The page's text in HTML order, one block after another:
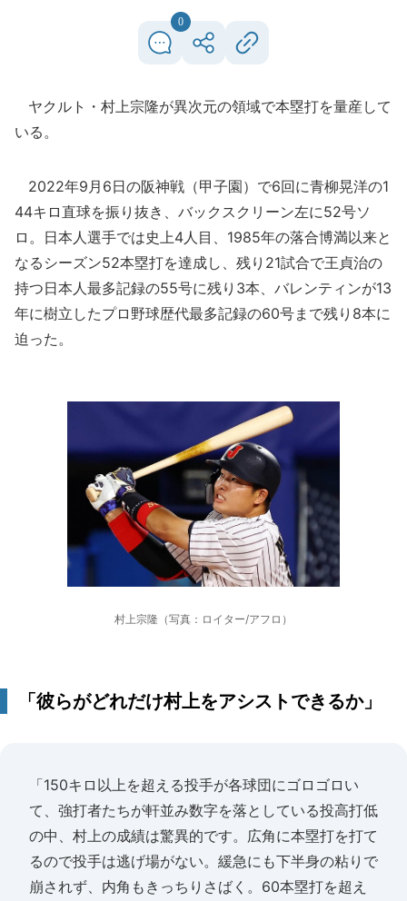
0
ヤクルト・村上宗隆が異次元の領域で本塁打を量産して
いる。
2022年9月6日の阪神戦（甲子園）で6回に青柳晃洋の1
44キロ直球を振り抜き、バックスクリーン左に52号ソ
ロ。日本人選手では史上4人目、1985年の落合博満以来と
なるシーズン52本塁打を達成し、残り21試合で王貞治の
持つ日本人最多記録の55号に残り3本、バレンティンが13
年に樹立したプロ野球歴代最多記録の60号まで残り8本に
迫った。
村上宗隆（写真：ロイター/アフロ）
「彼らがどれだけ村上をアシストできるか」
「150キロ以上を超える投手が各球団にゴロゴロい
て、強打者たちが軒並み数字を落としている投高打低
の中、村上の成績は驚異的です。広角に本塁打を打て
るので投手は逃げ場がない。緩急にも下半身の粘りで
崩されず、内角もきっちりさばく。60本塁打を超え